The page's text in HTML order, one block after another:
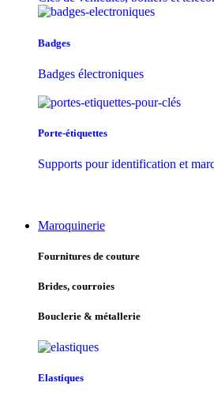
Badges
Badges électroniques
Porte-étiquettes
Supports pour identification et
Maroquinerie
Fournitures de couture
Brides, courroies
Bouclerie & métallerie
Elastiques